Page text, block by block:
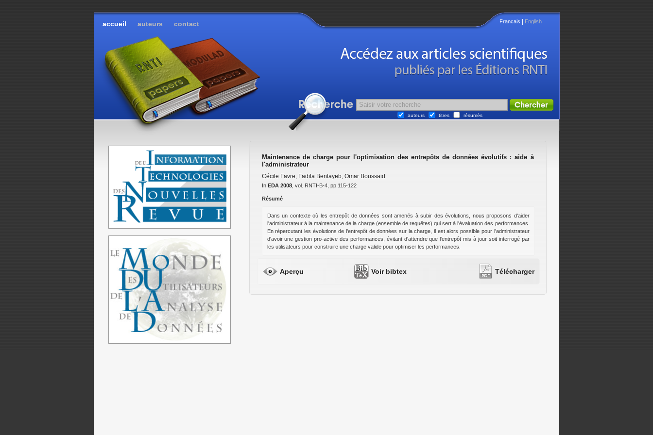
accueil auteurs contact Francais English
auteurs titres résumés
Maintenance de charge pour l'optimisation des entrepôts de données évolutifs : aide à
l'administrateur
Cécile Favre, Fadila Bentayeb, Omar Boussaid
In EDA 2008, vol. RNTI-B-4, pp.115-122
Résumé
Dans un contexte où les entrepôt de données sont amenés à subir des évolutions, nous proposons d'aider
l'administrateur à la maintenance de la charge (ensemble de requêtes) qui sert à l'évaluation des performances.
En répercutant les évolutions de l'entrepôt de données sur la charge, il est alors possible pour l'administrateur
d'avoir une gestion pro-active des performances, évitant d'attendre que l'entrepôt mis à jour soit interrogé par
les utilisateurs pour construire une charge valide pour optimiser les performances.
Aperçu Voir bibtex Télécharger